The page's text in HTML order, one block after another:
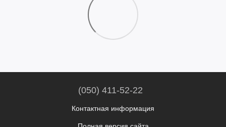
(050) 411-52-22
Контактная информация